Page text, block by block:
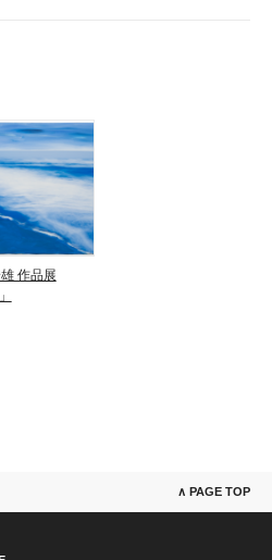
作品展
∧ PAGE TOP